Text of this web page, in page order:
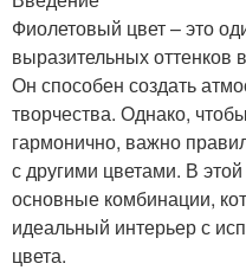
Фиолетовый цвет – это
выразительных оттенков
Он способен создать
творчества. Однако,
гармонично, важно
с другими цветами. В
основные комбинации,
идеальный интерьер с
цвета.